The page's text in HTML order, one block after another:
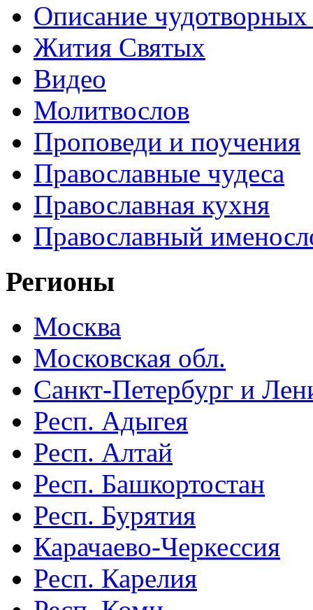
Описание
Жития Святых
Видео
Молитвослов
Проповеди и поучения
Православные чудеса
Православная кухня
Православный
Регионы
Москва
Московская обл.
Санкт-Петербург и
Респ. Адыгея
Респ. Алтай
Респ. Башкортостан
Респ. Бурятия
Карачаево-Черкессия
Респ. Карелия